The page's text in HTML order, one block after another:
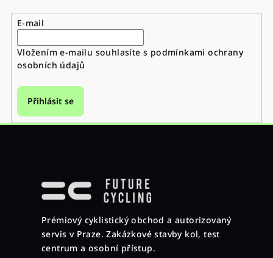
E-mail
Vložením e-mailu souhlasíte s podmínkami ochrany
osobních údajů
Přihlásit se
Prémiový cyklistický obchod a autorizovaný
servis v Praze. Zakázkové stavby kol, test
centrum a osobní přístup.